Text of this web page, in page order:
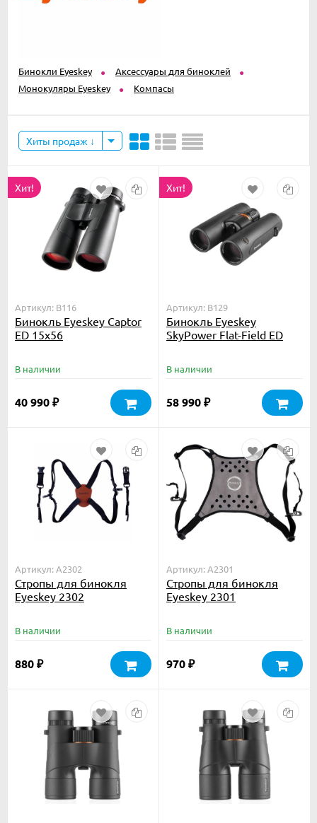
Бинокли Eyeskey
Аксессуары для биноклей
Монокуляры Eyeskey
Компасы
Хиты продаж
Хит!
Артикул: B116
Бинокль Eyeskey Captor
ED 15x56
В наличии
40 990 ₽
Хит!
Артикул: B129
Бинокль Eyeskey
SkyPower Flat-Field ED
В наличии
58 990 ₽
Артикул: A2302
Стропы для бинокля
Eyeskey 2302
В наличии
880 ₽
Артикул: A2301
Стропы для бинокля
Eyeskey 2301
В наличии
970 ₽